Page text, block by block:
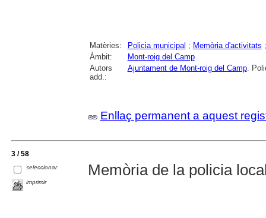
Matèries: Policia municipal ; Memòria d'activitats
Àmbit:
Mont-roig del Camp
Autors
add.:
Ajuntament de Mont-roig del Camp.
Enllaç permanent a aquest
3 / 58
seleccionar
imprimir
Memòria de la policia